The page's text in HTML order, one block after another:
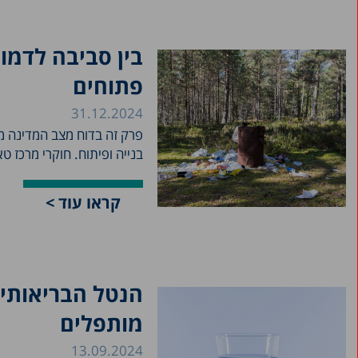
בין סביבה
פתוחים
31.12.2024
פרק זה בדוח מצב המדינה
בנייה ופיתוח. חוקרי מרכז
קראו עוד >
הנטל
מותפלים
13.09.2024